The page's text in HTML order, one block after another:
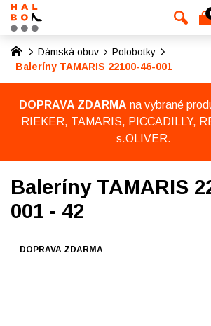
Dámská obuv
Polobotky
Baleríny TAMARIS 22100-46-001
DOPRAVA ZDARMA na vybrané
RIEKER, TAMARIS, PICCADILLY,
s.OLIVER.
Baleríny TAMARIS
001 - 42
DOPRAVA ZDARMA